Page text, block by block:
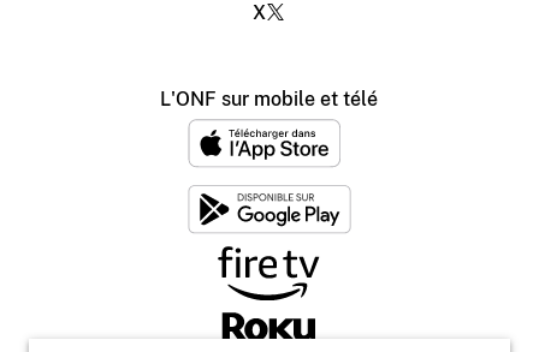
X
L'ONF sur mobile et télé